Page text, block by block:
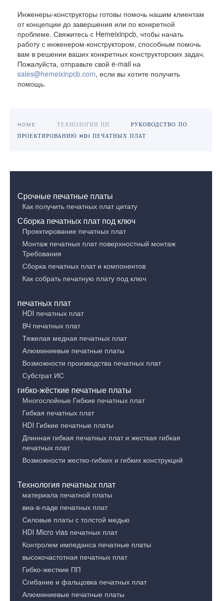
Инженеры-конструкторы готовы помочь нашим клиентам
от концепции до завершения или по конкретной
проблеме. Свяжитесь с Hemeixinpcb, чтобы начать
работу с инженером-конструктором, способным помочь
вам в решении ваших конкретных конструкторских задач.
Пожалуйста, отправьте свой e-mail на
sales@hemeixinpcb.com, если вы хотите получить
помощь.
HOME ТЕХНОЛОГИЯ ПП
РУКОВОДСТВО ПО
ПРОЕКТИРОВАНИЮ HDI ПЕЧАТНЫХ ПЛАТ
Срочные печатные платы
Как получить печатных плат цитату
Сборка печатных плат под ключ
Проектирование печатных плат
Монтаж печатных плат поверхностный монтаж
Требования
Сборка печатных плат и компонентов
Как собрать печатную плату под ключ
печатных плат
HDI печатных плат
ВЧ печатных плат
Тяжелая медная печатных плат
Алюминиевые печатные платы
Возможности производства печатных плат
Субстрат ИС
гибко-жёсткие печатные платы
Многослойные Гибкие печатных плат
Гибкая печатных плат
HDI Гибкие печатные платы
Длинная гибкая печатных плат и жесткая гибкая
печатных плат
Возможности жестко-гибких и гибких конструкций
Технология печатных плат
материала печатной платы
виа-в-паде печатных плат
Силовые платы с толстой медью
HDI Micro vias печатных плат
Контролем импеданса печатные платы
высокочастотная печатных плат
Гибко-жесткие ПП
Сгибание и фальцовка печатных плат
Алюминиевые печатные платы